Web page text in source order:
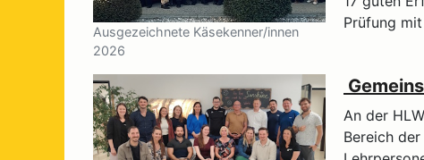
Ausgezeichnete Käsekenner/innen
2026
Prüfung
An der
Bereich